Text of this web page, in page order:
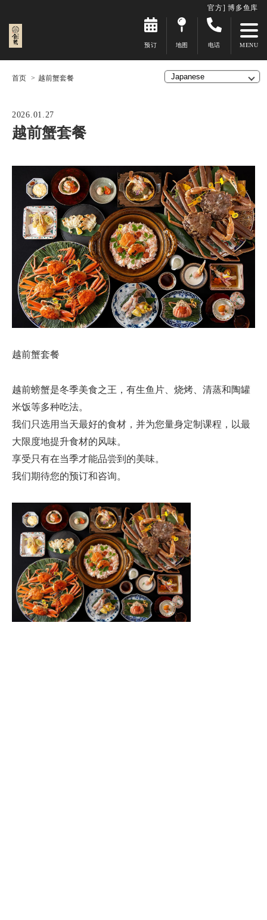
官方] 博多鱼库
预订 地图 电话
首页 越前蟹套餐
2026.01.27
越前蟹套餐
越前蟹套餐
越前螃蟹是冬季美食之王，有生鱼片、烧烤、清蒸和陶罐
米饭等多种吃法。
我们只选用当天最好的食材，并为您量身定制课程，以最
大限度地提升食材的风味。
享受只有在当季才能品尝到的美味。
我们期待您的预订和咨询。